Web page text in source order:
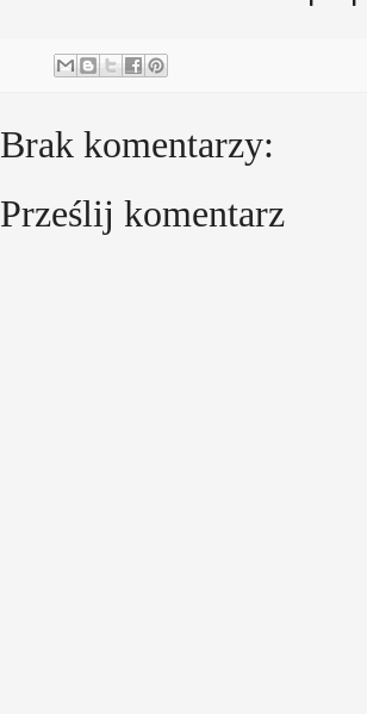
Brak komentarzy:
Prześlij komentarz